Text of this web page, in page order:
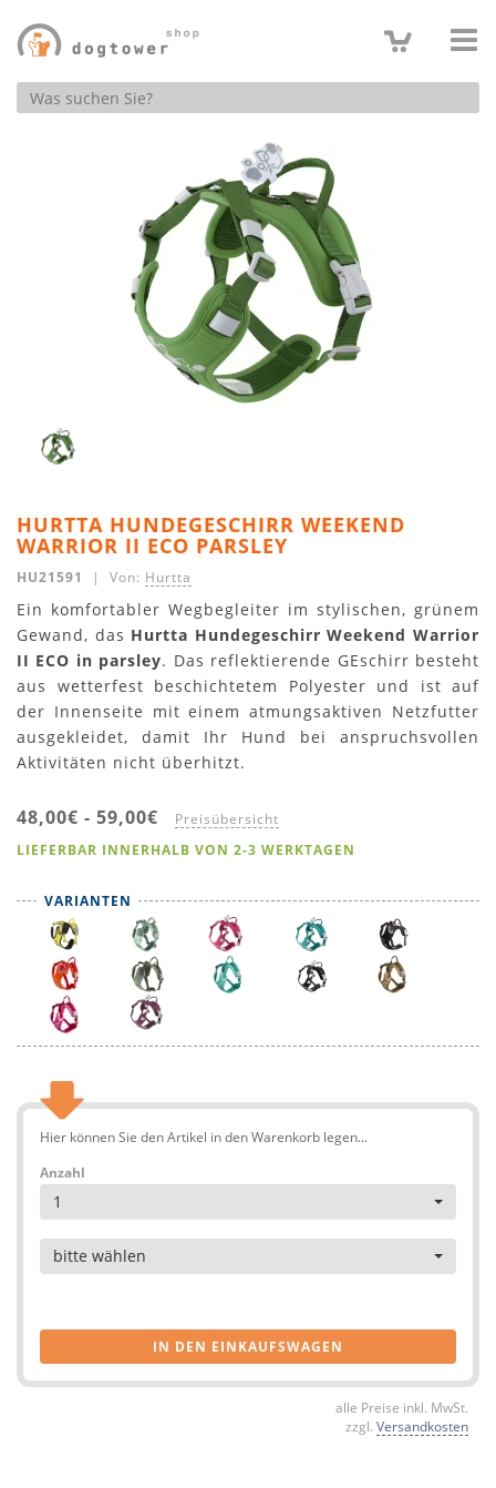
Produktsuche
HURTTA HUNDEGESCHIRR WEEKEND
WARRIOR II ECO PARSLEY
HU21591 | Von: Hurtta
Ein komfortabler Wegbegleiter im stylischen, grünem
Gewand, das Hurtta Hundegeschirr Weekend Warrior
II ECO in parsley. Das reflektierende GEschirr besteht
aus wetterfest beschichtetem Polyester und ist auf
der Innenseite mit einem atmungsaktiven Netzfutter
ausgekleidet, damit Ihr Hund bei anspruchsvollen
Aktivitäten nicht überhitzt.
48,00€ - 59,00€ Preisübersicht
LIEFERBAR INNERHALB VON 2-3 WERKTAGEN
VARIANTEN
Hier können Sie den Artikel in den Warenkorb legen...
Anzahl
1
Artikel
bitte wählen
IN DEN EINKAUFSWAGEN
alle Preise inkl. MwSt.
zzgl. Versandkosten